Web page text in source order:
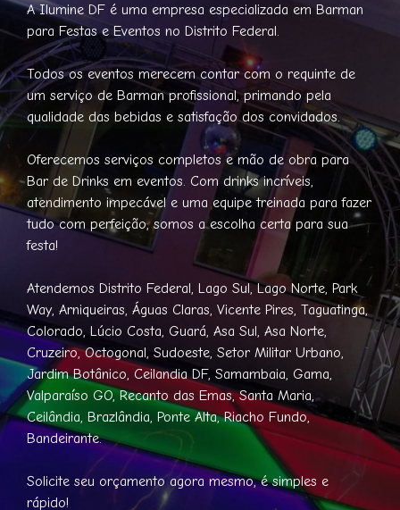
A Ilumine DF é uma empresa especializada em Barman
para Festas e Eventos no Distrito Federal.
Todos os eventos merecem contar com o requinte de
um serviço de Barman profissional, primando pela
qualidade das bebidas e satisfação dos convidados.
Oferecemos serviços completos e mão de obra para
Bar de Drinks em eventos. Com drinks incríveis,
atendimento impecável e uma equipe treinada para fazer
tudo com perfeição, somos a escolha certa para sua
festa!
Atendemos Distrito Federal, Lago Sul, Lago Norte, Park
Way, Arniqueiras, Águas Claras, Vicente Pires, Taguatinga,
Colorado, Lúcio Costa, Guará, Asa Sul, Asa Norte,
Cruzeiro, Octogonal, Sudoeste, Setor Militar Urbano,
Jardim Botânico, Ceilandia DF, Samambaia, Gama,
Valparaíso GO, Recanto das Emas, Santa Maria,
Ceilândia, Brazlândia, Ponte Alta, Riacho Fundo,
Bandeirante.
Solicite seu orçamento agora mesmo, é simples e
rápido!